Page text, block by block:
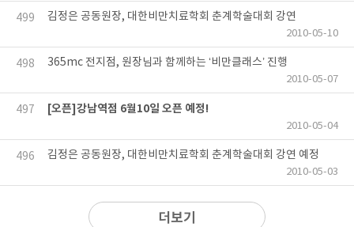
499 김정은 공동원장, 대한비만치료학회 춘계학술대회 강연
2010-05-10
498 365mc 전지점, 원장님과 함께하는 ‘비만클래스’ 진행
2010-05-07
497 [오픈]강남역점 6월10일 오픈 예정!
2010-05-04
496 김정은 공동원장, 대한비만치료학회 춘계학술대회 강연 예정
2010-05-03
더보기